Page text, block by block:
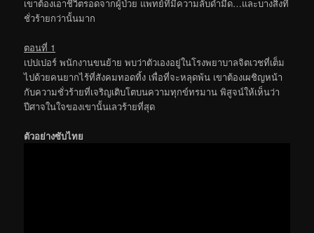
เขาต้องเอาชีวิตรอดจากผู้ป่วย แพทย์ที่มีความลับดำมืด…และบางสิ่งที่
ชั่วร้ายกว่านั้นมาก
ตอนที่ 1
เปปเปอร์ พนักงานขนย้าย พบว่าตัวเองอยู่ในโรงพยาบาลจิตเวชที่เต็ม
ไปด้วยคนยากไร้ที่สังคมทอดทิ้ง เพื่อที่จะหลุดพ้น เขาต้องเผชิญหน้า
กับความชั่วร้ายที่เจริญเติบโตบนความทุกข์ทรมาน พิสูจน์ให้เห็นว่า
ปีศาจในใจของเขานั้นเลวร้ายที่สุด
ตัวอย่างซับไทย